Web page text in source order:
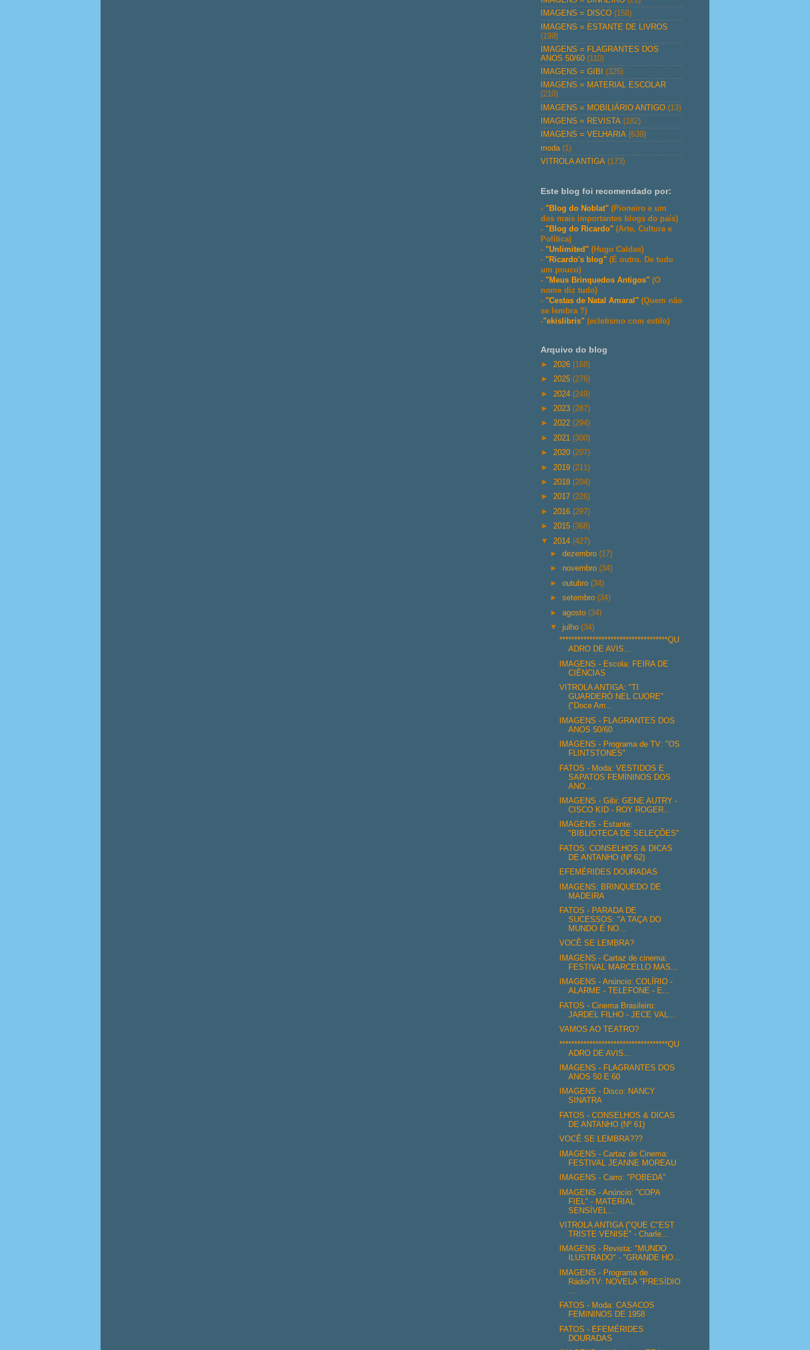
IMAGENS = DISCO (158)
IMAGENS = ESTANTE DE LIVROS
(199)
IMAGENS = FLAGRANTES DOS
ANOS 50/60 (110)
IMAGENS = GIBI
(325)
IMAGENS = MATERIAL ESCOLAR
(210)
IMAGENS = MOBILIÁRIO ANTIGO (13)
IMAGENS = REVISTA (182)
IMAGENS = VELHARIA (639)
moda (1)
VITROLA ANTIGA (173)
Este blog foi recomendado por:
- "Blog do Noblat" (Pioneiro e um
dos mais importantes blogs do país)
- "Blog do Ricardo" (Arte, Cultura e
Política)
- "Unlimited" (Hugo Caldas)
- "Ricardo's blog" (É outro. De tudo
um pouco)
- "Meus Brinquedos Antigos" (O
nome diz tudo)
- "Cestas de Natal Amaral" (Quem não
se lembra ?)
-"ekislibris" (ecletismo com estilo)
Arquivo do blog
► 2026 (168)
► 2025 (276)
► 2024 (249)
► 2023 (287)
► 2022 (294)
► 2021 (300)
► 2020 (207)
► 2019 (211)
► 2018 (204)
► 2017 (226)
► 2016 (297)
► 2015 (368)
▼ 2014 (427)
►dezembro(17)
► novembro(34)
►outubro(34)
►setembro(34)
►agosto(34)
▼julho(34)
************************************QU
ADRO DE AVIS...
IMAGENS - Escola: FEIRA DE
CIÊNCIAS
VITROLA ANTIGA: "TI
GUARDERÒ NEL CUORE"
("Doce Am...
IMAGENS - FLAGRANTES DOS
ANOS 50/60
IMAGENS - Programa de TV: "OS
FLINTSTONES"
FATOS - Moda: VESTIDOS E
SAPATOS FEMININOS DOS
ANO...
IMAGENS - Gibi: GENE AUTRY -
CISCO KID - ROY ROGER...
IMAGENS - Estante:
"BIBLIOTECA DE SELEÇÕES"
FATOS: CONSELHOS & DICAS
DE ANTANHO (Nº 62)
EFEMÉRIDES DOURADAS
IMAGENS: BRINQUEDO DE
MADEIRA
FATOS - PARADA DE
SUCESSOS: "A TAÇA DO
MUNDO É NO...
VOCÊ SE LEMBRA?
IMAGENS - Cartaz de cinema:
FESTIVAL MARCELLO MAS...
IMAGENS - Anúncio: COLÍRIO -
ALARME - TELEFONE - E...
FATOS - Cinema Brasileiro:
JARDEL FILHO - JECE VAL...
VAMOS AO TEATRO?
************************************QU
ADRO DE AVIS...
IMAGENS - FLAGRANTES DOS
ANOS 50 E 60
IMAGENS - Disco: NANCY
SINATRA
FATOS - CONSELHOS & DICAS
DE ANTANHO (Nº 61)
VOCÊ SE LEMBRA???
IMAGENS - Cartaz de Cinema:
FESTIVAL JEANNE MOREAU
IMAGENS - Carro: "POBEDA"
IMAGENS - Anúncio: "COPA
FIEL" - MATERIAL
SENSÍVEL...
VITROLA ANTIGA ("QUE C"EST
TRISTE VENISE" - Charle...
IMAGENS - Revista: "MUNDO
ILUSTRADO" - "GRANDE HO...
IMAGENS - Programa de
Rádio/TV: NOVELA "PRESÍDIO
FATOS - Moda: CASACOS
FEMININOS DE 1958
FATOS - EFEMÉRIDES
DOURADAS